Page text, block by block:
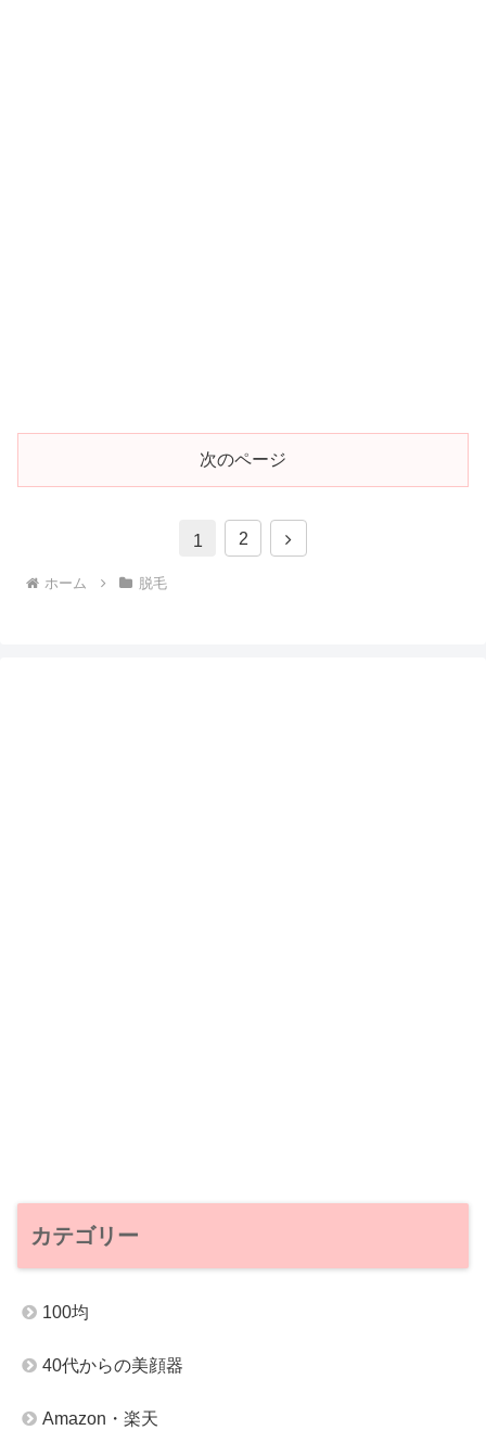
次のページ
1 2
次
ホーム 脱毛
カテゴリー
100均
40代からの美顔器
Amazon・楽天